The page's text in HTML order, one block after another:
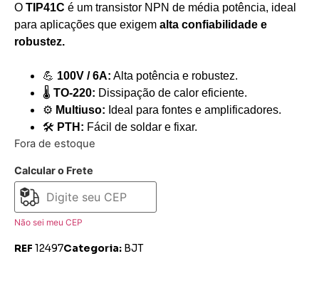
O TIP41C é um transistor NPN de média potência, ideal
para aplicações que exigem alta confiabilidade e
robustez.
💪 100V / 6A: Alta potência e robustez.
🌡️ TO-220: Dissipação de calor eficiente.
⚙️ Multiuso: Ideal para fontes e amplificadores.
🛠️ PTH: Fácil de soldar e fixar.
Fora de estoque
Calcular o Frete
Não sei meu CEP
REF 12497Categoria: BJT